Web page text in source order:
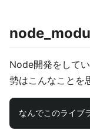
Node開発をして
勢はこんなことを